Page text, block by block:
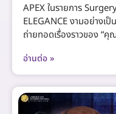
APEX ในรายการ
ELEGANCE งามอย่าง
ถ่ายทอดเรื่องราวของ “คุ
อ่านต่อ »